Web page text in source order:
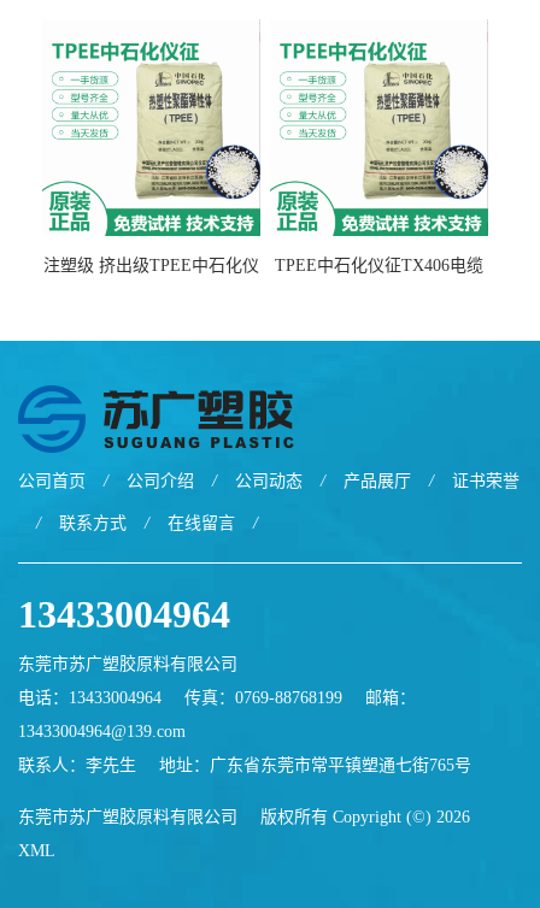
注塑级 挤出级TPEE中石化仪
TPEE中石化仪征TX406电缆
公司首页 / 公司介绍 / 公司动态 / 产品展厅 / 证书荣誉
/ 联系方式 / 在线留言 /
13433004964
东莞市苏广塑胶原料有限公司
电话：13433004964
传真：0769-88768199
邮箱：
13433004964@139.com
联系人：李先生
地址：广东省东莞市常平镇塑通七街765号
东莞市苏广塑胶原料有限公司
版权所有 Copyright (©) 2026
XML